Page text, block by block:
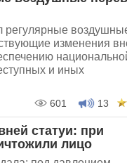
регулярные
изменения
и иных
601 13
статуи: при
лицо